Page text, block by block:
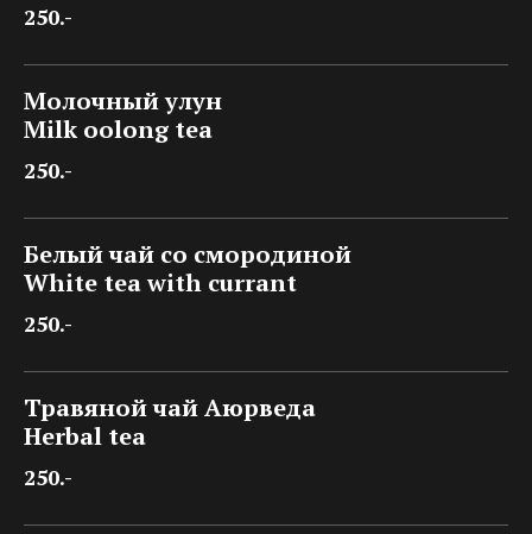
250.-
Молочный улун
Milk oolong tea
250.-
Белый чай со смородиной
White tea with currant
250.-
Травяной чай Аюрведа
Herbal tea
250.-